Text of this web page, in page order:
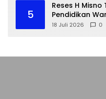
5
Reses H
Pendidikan
18 Juli 2026 0